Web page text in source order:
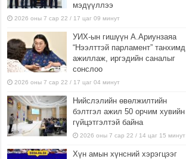
мэдүүллээ
2026 оны 7 сар 22 / 17 цаг 09 минут
УИХ-ын гишүүн А.Ариунзаяа
“Нээлттэй парламент” танхимд
ажиллаж, иргэдийн саналыг
сонслоо
2026 оны 7 сар 22 / 17 цаг 04 минут
Нийслэлийн өвөлжилтийн
бэлтгэл ажил 50 орчим хувийн
гүйцэтгэлтэй байна
2026 оны 7 сар 22 / 14 цаг 15 минут
Хүн амын хүнсний хэрэгцээг